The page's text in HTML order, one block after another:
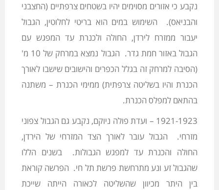
נקבע כי אזורים מסוימים יהיו בשטחים צרפתיים (החצבני
והבניאס). השימוש במים הוא בריטי לחלוטין, הגבול
יעבור ממזרח לירדן, החולה ולכנרת עד המפגש עם
הגבול באזור חמת גדר. הגבול נמצא במרחק של 10 מ'
(הסיבה למרחק זה בגלל הכפרים והישובים שישבו לאורך
הכנרת והיו בשליטה צרפתית) ממימי הכנרת – משתנה
בהתאם למפלס הכנרת.
1921-1923 – ועדת פולה ניוקם, נקבע גם הגבול צפוני
מזרחי. הגבול עובר לאורך הצד המזרחי של הירדן,
החולה והכנרת עד למפגש הגבולות. בשנים הללו
שהגבול זע ונע מתרחשת פרשת תל חי. הפרשה קוראת
בין היתר מכיוון שהשליטה לכאורה הייתה שייכת